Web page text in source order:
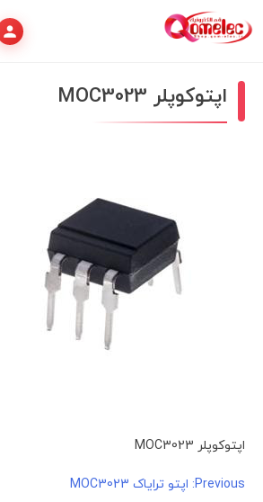
اپتوکوپلر MOC3023
اپتوکوپلر MOC3023
راهبری
Previous: اپتو ترایاک MOC3023